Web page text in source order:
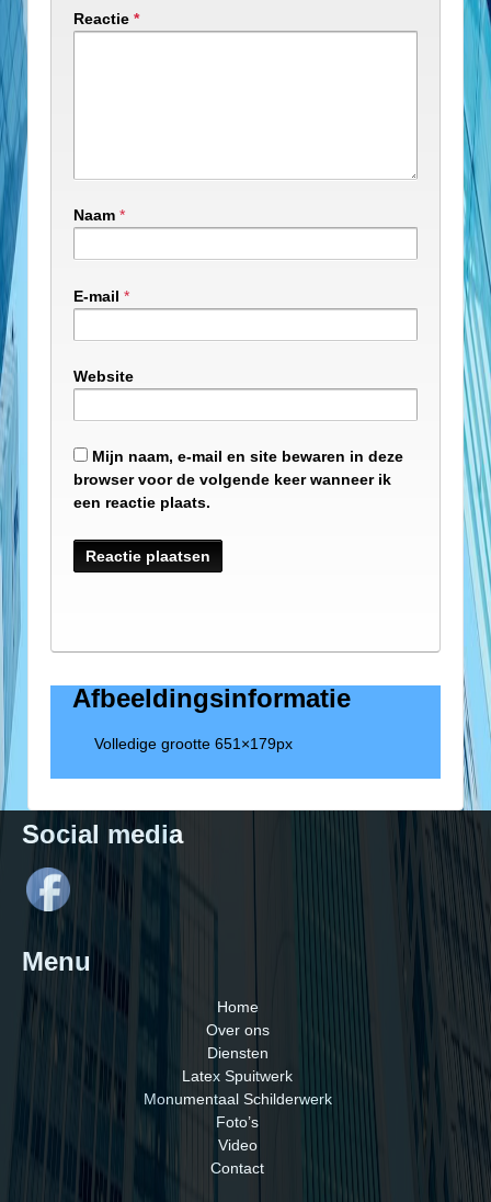
Reactie *
Naam *
E-mail *
Website
Mijn naam, e-mail en site bewaren in deze
browser voor de volgende keer wanneer ik
een reactie plaats.
Afbeeldingsinformatie
Volledige grootte 651×179px
Social media
Menu
Home
Over ons
Diensten
Latex Spuitwerk
Monumentaal Schilderwerk
Foto’s
Video
Contact